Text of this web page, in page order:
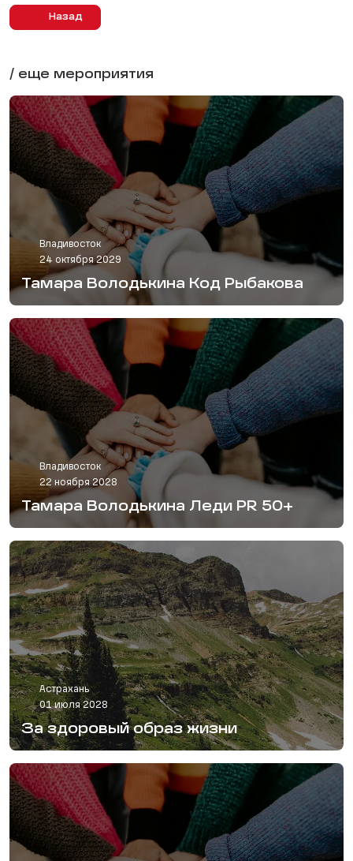
Назад
/ еще мероприятия
Владивосток
24 октября 2029
Тамара Володькина Код Рыбакова
Владивосток
22 ноября 2028
Тамара Володькина Леди PR 50+
Астрахань
01 июля 2028
За здоровый образ жизни